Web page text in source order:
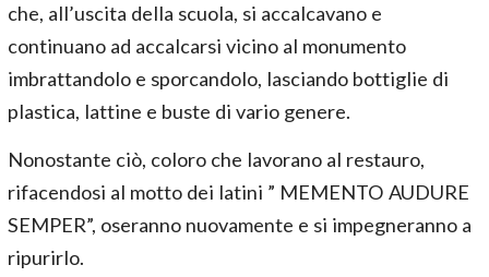
che, all’uscita della scuola, si accalcavano e
continuano ad accalcarsi vicino al monumento
imbrattandolo e sporcandolo, lasciando bottiglie di
plastica, lattine e buste di vario genere.
Nonostante ciò, coloro che lavorano al restauro,
rifacendosi al motto dei latini ” MEMENTO AUDURE
SEMPER”, oseranno nuovamente e si impegneranno a
ripurirlo.